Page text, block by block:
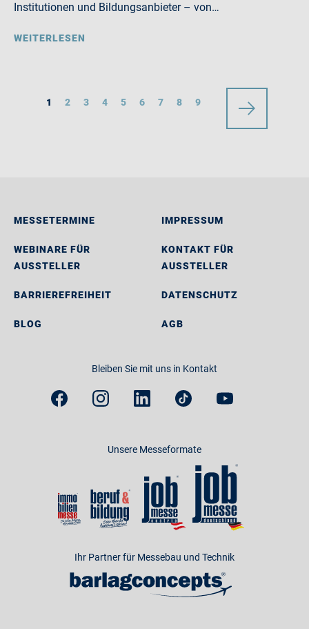
Institutionen und Bildungsanbieter – von…
WEITERLESEN
1 2 3 4 5 6 7 8 9
MESSETERMINE
WEBINARE FÜR
AUSSTELLER
BARRIEREFREIHEIT
BLOG
IMPRESSUM
KONTAKT FÜR
AUSSTELLER
DATENSCHUTZ
AGB
Bleiben Sie mit uns in Kontakt
Unsere Messeformate
Ihr Partner für Messebau und Technik